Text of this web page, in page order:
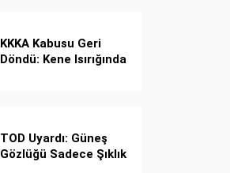
KKKA Kabusu Geri
Döndü: Kene Isırığında
TOD Uyardı: Güneş
Gözlüğü Sadece Şıklık